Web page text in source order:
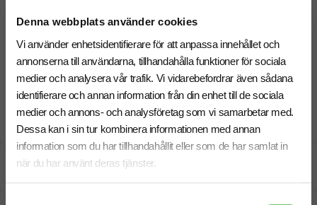
Denna webbplats använder cookies
Vi använder enhetsidentifierare för att anpassa innehållet och
annonserna till användarna, tillhandahålla funktioner för sociala
medier och analysera vår trafik. Vi vidarebefordrar även sådana
identifierare och annan information från din enhet till de sociala
medier och annons- och analysföretag som vi samarbetar med.
Dessa kan i sin tur kombinera informationen med annan
information som du har tillhandahållit eller som de har samlat in
när du har använt deras tjänster.
Jämför fler modeller med ekologisk bomull,
premiumkänsla, och olika passformer. Se fler
hoddies med tryck.
Specifikationer